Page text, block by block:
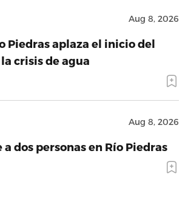
Aug 8, 2026
Piedras aplaza el inicio del
crisis de agua
Aug 8, 2026
dos personas en Río Piedras